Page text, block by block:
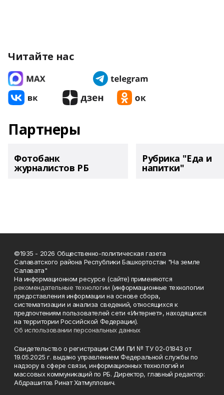
Читайте нас
Партнеры
Фотобанк
журналистов РБ
Рубрика "Еда и
напитки"
©1935 - 2026 Общественно-политическая газета
Салаватского района Республики Башкортостан "На земле
Салавата"
На информационном ресурсе (сайте) применяются
рекомендательные технологии (информационные технологии
предоставления информации на основе сбора,
систематизации и анализа сведений, относящихся к
предпочтениям пользователей сети «Интернет», находящихся
на территории Российской Федерации).
Об использовании персональных данных
Свидетельство о регистрации СМИ ПИ № ТУ 02-01843 от
19.05.2025 г. выдано управлением Федеральной службы по
надзору в сфере связи, информационных технологий и
массовых коммуникаций по РБ. Директор, главный редактор:
Абдрашитов Ринат Хатмуллович.